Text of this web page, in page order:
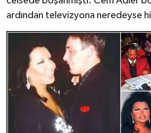
ardından televizyona neredeyse